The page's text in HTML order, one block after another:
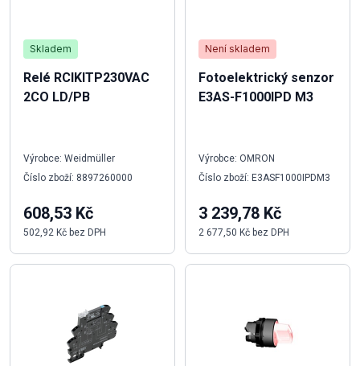
Skladem
Relé RCIKITP230VAC
2CO LD/PB
Výrobce: Weidmüller
Číslo zboží: 8897260000
608,53 Kč
502,92 Kč bez DPH
Není skladem
Fotoelektrický senzor
E3AS-F1000IPD M3
Výrobce: OMRON
Číslo zboží: E3ASF1000IPDM3
3 239,78 Kč
2 677,50 Kč bez DPH